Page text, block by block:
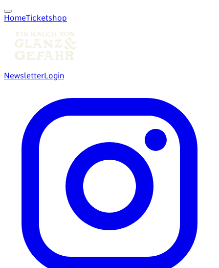
HomeTicketshop
NewsletterLogin